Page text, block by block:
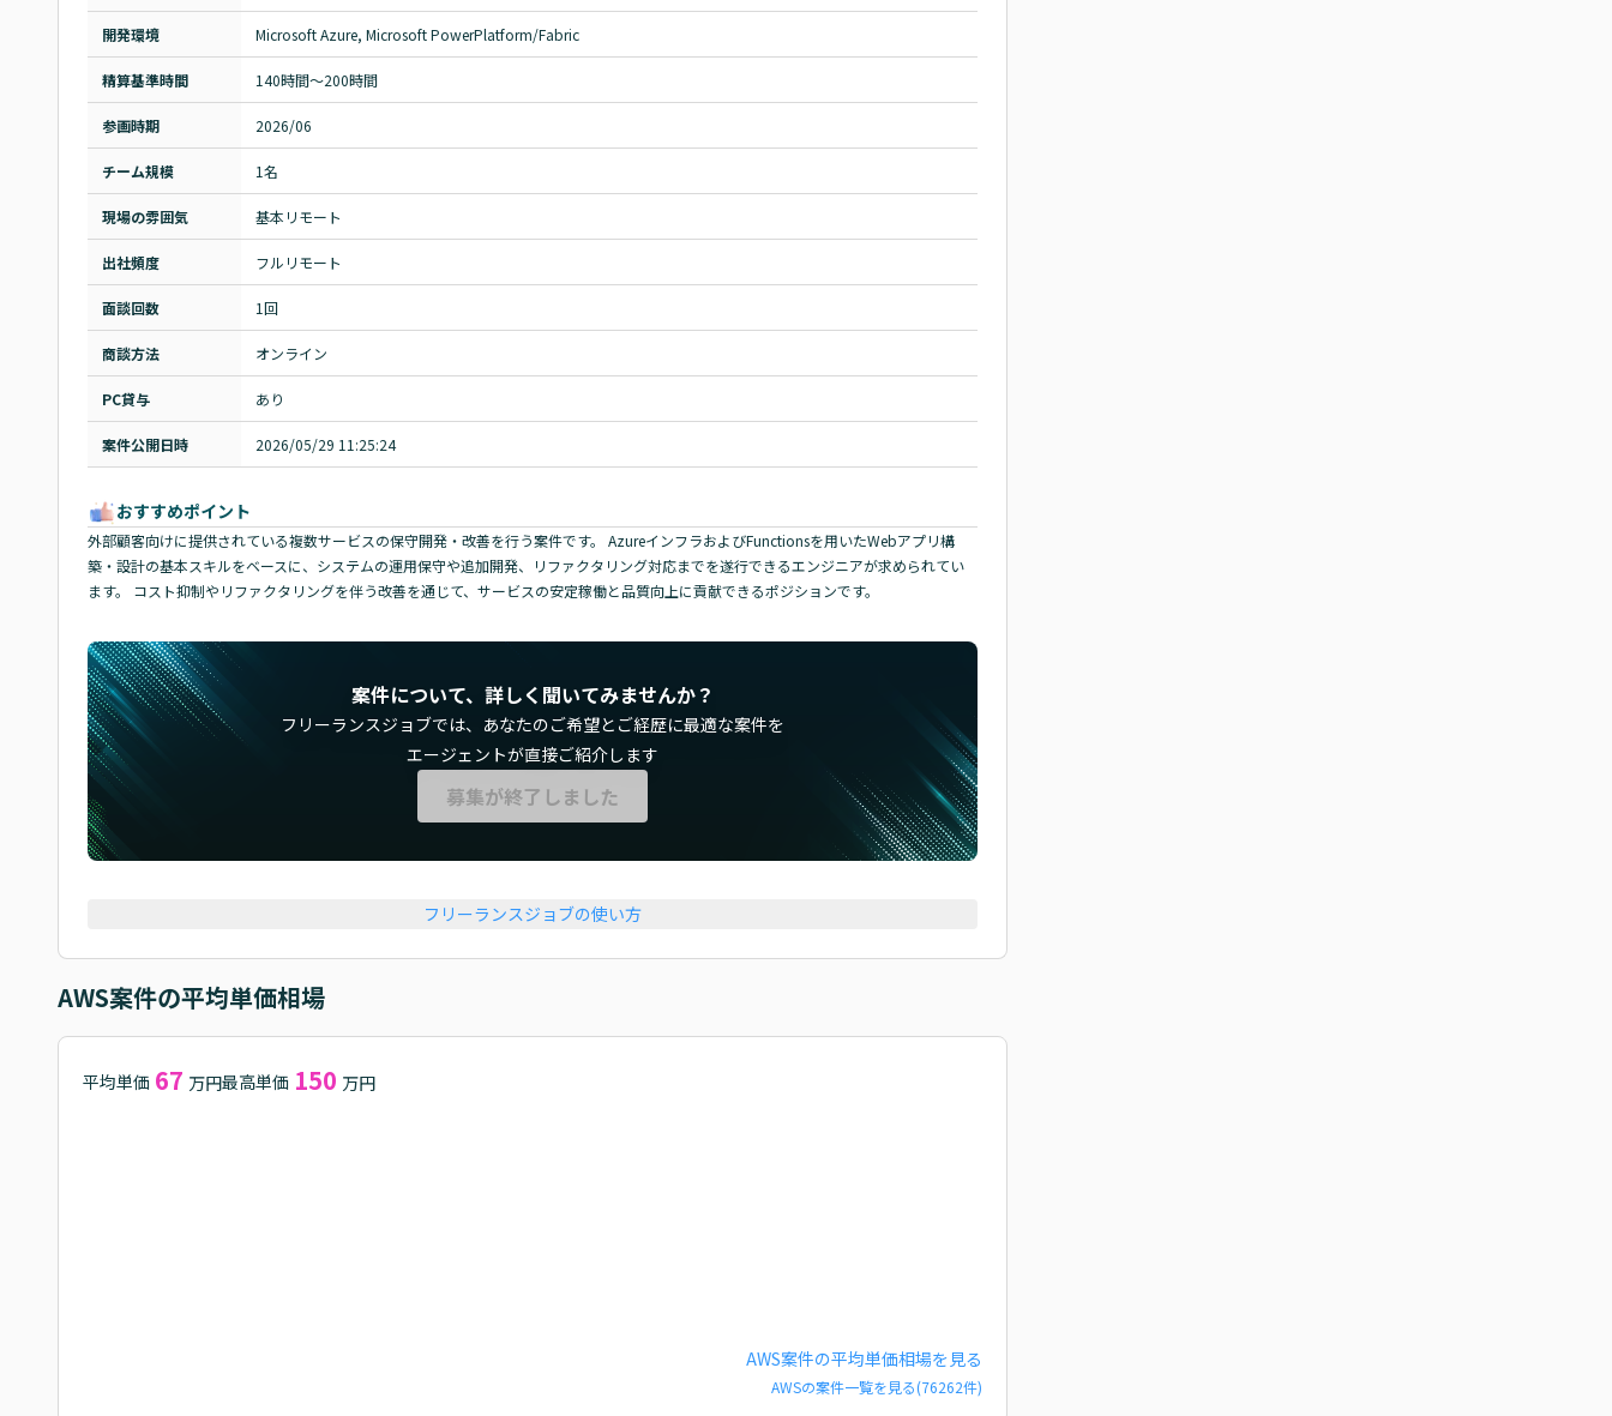
開発環境 Microsoft Azure, Microsoft PowerPlatform/Fabric
精算基準時間 140時間〜200時間
参画時期 2026/06
チーム規模 1名
現場の雰囲気 基本リモート
出社頻度 フルリモート
面談回数 1回
商談方法 オンライン
PC貸与 あり
案件公開日時 2026/05/29 11:25:24
おすすめポイント
外部顧客向けに提供されている複数サービスの保守開発・改善を行う案件です。 AzureインフラおよびFunctionsを用いたWebアプリ構
築・設計の基本スキルをベースに、システムの運用保守や追加開発、リファクタリング対応までを遂行できるエンジニアが求められてい
ます。 コスト抑制やリファクタリングを伴う改善を通じて、サービスの安定稼働と品質向上に貢献できるポジションです。
案件について、詳しく聞いてみませんか？
フリーランスジョブでは、 あなたのご希望とご経歴に最適な案件を
エージェントが直接ご紹介します
募集が終了しました
フリーランスジョブの使い方
AWS案件の平均単価相場
平均単価 67 万円最高単価 150 万円
AWS案件の平均単価相場を見る
AWSの案件一覧を見る(76262件)